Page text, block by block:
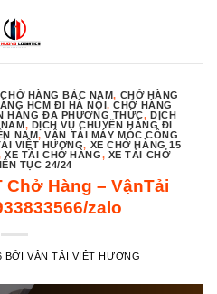
CHỞ HÀNG BẮC NAM, CHỞ HÀNG
HCM ĐI HÀ NỘI,CHỞ HÀNG
HÀNG ĐA PHƯƠNG THỨC,DỊCH
, DỊCH VỤ CHUYỂN HÀNG ĐI
NAM,VẬN TẢI MÁY MÓC CÔNG
VIỆT HƯƠNG, XE CHỞ HÀNG 15
XE TẢI CHỞ HÀNG, XE TẢI CHỞ
TỤC 24/24
Chở Hàng – VậnTải
zalo
BỞIVẬN TẢI VIỆT HƯƠNG